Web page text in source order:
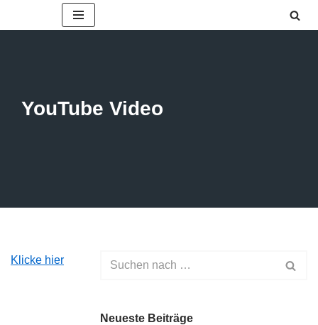
YouTube Video
Klicke hier
Neueste Beiträge